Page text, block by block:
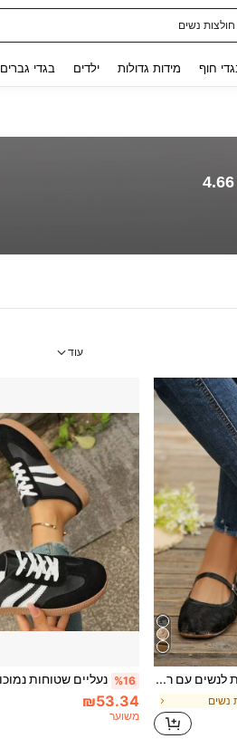
חולצות נשים
חוף מידות גדולות ילדים בגדי גברים
4.66
עוד
נעלי מרי ג'יין שטוחות לנשים עם רצועה בודדת, תחתית רכה, תחרה שחורה, דפוס פרחוני, חלולות ומאווררות, קצה מרובע, סגנון וינטג' צרפתי, לכל העונות, ליומיום ולנסיעות לעבודה
נשים
%16
₪53.34
משוער